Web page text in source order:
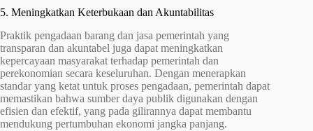
5. Meningkatkan Keterbukaan dan Akuntabilitas
Praktik pengadaan barang dan jasa pemerintah yang
transparan dan akuntabel juga dapat meningkatkan
kepercayaan masyarakat terhadap pemerintah dan
perekonomian secara keseluruhan. Dengan menerapkan
standar yang ketat untuk proses pengadaan, pemerintah dapat
memastikan bahwa sumber daya publik digunakan dengan
efisien dan efektif, yang pada gilirannya dapat membantu
mendukung pertumbuhan ekonomi jangka panjang.